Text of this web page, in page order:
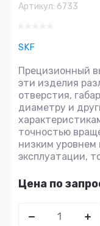
Артикул: 6733
SKF
Прецизионный
эти изделия
отверстия,
диаметру и
точностью
низким уровнем
эксплуатации,
Цена по